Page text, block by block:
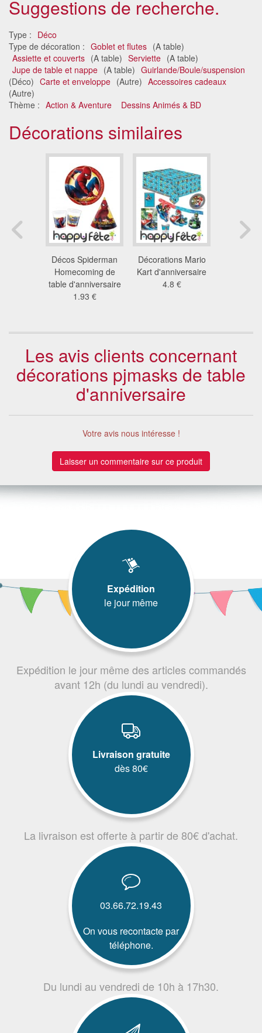
Suggestions de recherche.
Type : Déco
Type de décoration : Goblet et flutes (A table)
Assiette et couverts (A table) Serviette (A table)
Jupe de table et nappe (A table) Guirlande/Boule/suspension
(Déco) Carte et enveloppe (Autre) Accessoires cadeaux
(Autre)
Thème : Action & Aventure Dessins Animés & BD
Décorations similaires
Décos Spiderman
Homecoming de
table d'anniversaire
1.93 €
Décorations Mario
Kart d'anniversaire
4.8 €
Les avis clients concernant
décorations pjmasks de table
d'anniversaire
Votre avis nous intéresse !
Laisser un commentaire sur ce produit
Expédition
le jour même
Expédition le jour même des articles commandés
avant 12h (du lundi au vendredi).
Livraison gratuite
dès 80€
La livraison est offerte à partir de 80€ d'achat.
03.66.72.19.43
On vous recontacte par
téléphone.
Du lundi au vendredi de 10h à 17h30.